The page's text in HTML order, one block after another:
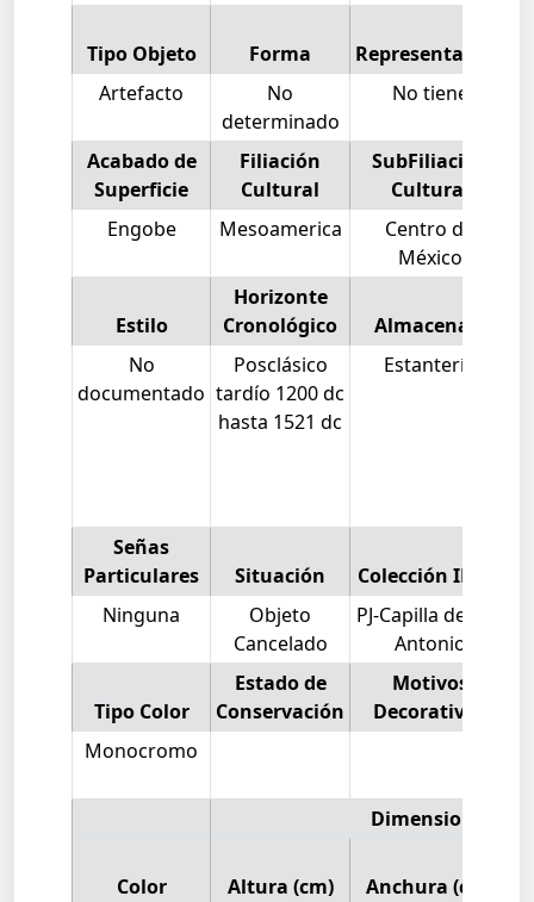
Tipo Objeto Forma Representación
Artefacto
No
determinado
No tiene
Acabado de
Superficie
Filiación
Cultural
SubFiliación
Cultural
Engobe
Mesoamerica
Centro de
México
Estilo
Horizonte
Cronológico
Almacenaje
No
documentado
Posclásico
tardío 1200 dc
hasta 1521 dc
Estantería
Señas
Particulares
Situación
Colección INAH
Ninguna
Objeto
Cancelado
PJ-Capilla de San
Antonio
Tipo Color
Estado de
Conservación
Motivos
Decorativos
Monocromo
Dimensiones:
Color Altura (cm) Anchura (cm)